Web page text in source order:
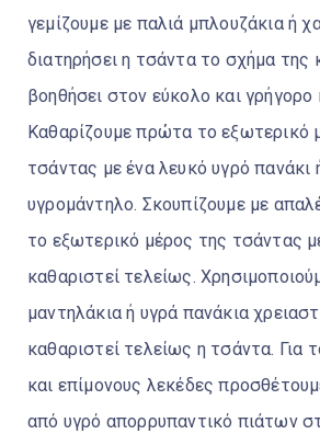
γεμίζουμε με παλιά μπλουζάκια ή
διατηρήσει η τσάντα το σχήμα της
βοηθήσει στον εύκολο και γρήγορο
Καθαρίζουμε πρώτα το εξωτερικό
τσάντας με ένα λευκό υγρό πανάκι
υγρομάντηλο. Σκουπίζουμε με
το εξωτερικό μέρος της τσάντας
καθαριστεί τελείως.
μαντηλάκια ή υγρά πανάκια
καθαριστεί τελείως η τσάντα. Για
και επίμονους λεκέδες
από υγρό απορρυπαντικό πιάτων